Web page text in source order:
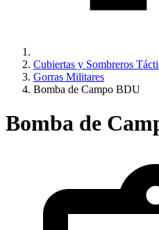
Cubiertas y Sombreros
Gorras Militares
Bomba de Campo BDU
Bomba de